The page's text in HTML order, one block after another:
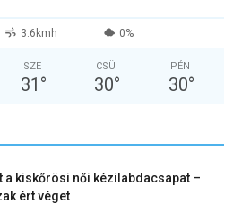
3.6kmh 0%
SZE
31 °
CSÜ
30°
PÉN
30°
a kiskőrösi női kézilabdacsapat –
ért véget